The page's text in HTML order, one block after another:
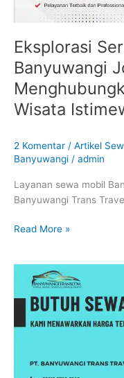
Eksplorasi
Banyuwangi
Wisata
2 Komentar / Artikel
Banyuwangi / admin
Layanan sewa mobil
Banyuwangi Trans
Destinasi
Istimewa
Read More »
Mobil
di
kah?